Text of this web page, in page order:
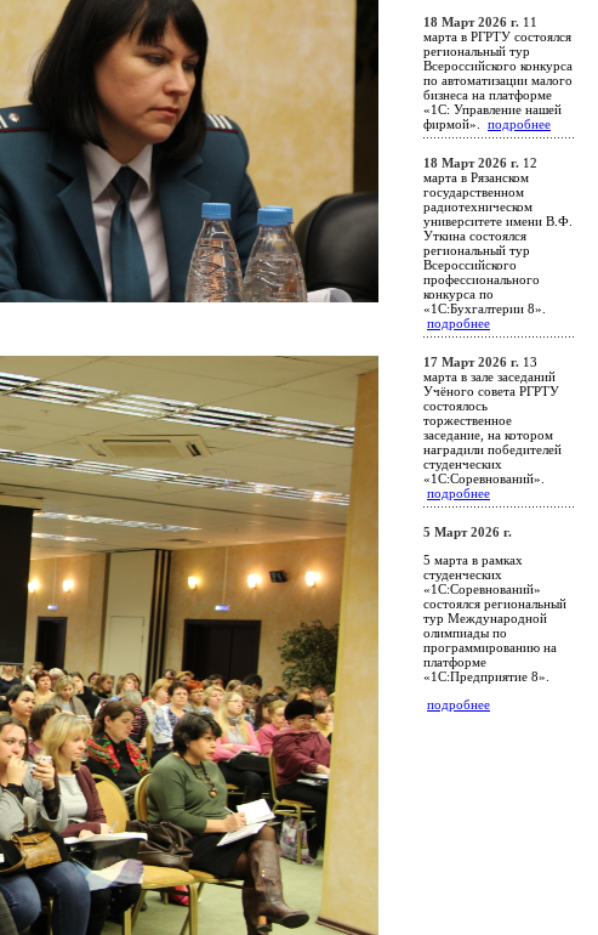
18 Март 2026 г. 11
марта в РГРТУ состоялся
региональный тур
Всероссийского конкурса
по автоматизации малого
бизнеса на платформе
«1С: Управление нашей
фирмой». подробнее
18 Март 2026 г. 12
марта в Рязанском
государственном
радиотехническом
университете имени В.Ф.
Уткина состоялся
региональный тур
Всероссийского
профессионального
конкурса по
«1С:Бухгалтерии 8».
подробнее
17 Март 2026 г. 13
марта в зале заседаний
Учёного совета РГРТУ
состоялось
торжественное
заседание, на котором
наградили победителей
студенческих
«1С:Соревнований».
подробнее
5 Март 2026 г.
5 марта в рамках
студенческих
«1С:Соревнований»
состоялся региональный
тур Международной
олимпиады по
программированию на
платформе
«1С:Предприятие 8».
подробнее